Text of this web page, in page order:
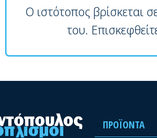
Ο ιστότοπος βρίσκεται
του.
ΠΡΟΪΌΝΤΑ